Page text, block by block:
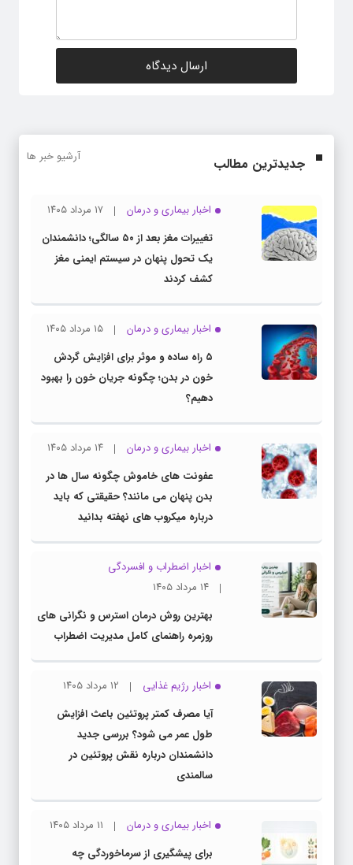
جدیدترین مطالب آرشیو خبر ها
اخبار بیماری و درمان
۱۷ مرداد ۱۴۰۵
تغییرات مغز بعد از ۵۰ سالگی؛ دانشمندان
یک تحول پنهان در سیستم ایمنی مغز
کشف کردند
اخبار بیماری و درمان
۱۵ مرداد ۱۴۰۵
۵ راه ساده و موثر برای افزایش گردش
خون در بدن؛ چگونه جریان خون را بهبود
دهیم؟
اخبار بیماری و درمان
۱۴ مرداد ۱۴۰۵
عفونت های خاموش چگونه سال ها در
بدن پنهان می مانند؟ حقیقتی که باید
درباره میکروب های نهفته بدانید
اخبار اضطراب و افسردگی
۱۴ مرداد ۱۴۰۵
بهترین روش درمان استرس و نگرانی های
روزمره راهنمای کامل مدیریت اضطراب
اخبار رژیم غذایی
۱۲ مرداد ۱۴۰۵
آیا مصرف کمتر پروتئین باعث افزایش
طول عمر می شود؟ بررسی جدید
دانشمندان درباره نقش پروتئین در
سالمندی
اخبار بیماری و درمان
۱۱ مرداد ۱۴۰۵
برای پیشگیری از سرماخوردگی چه